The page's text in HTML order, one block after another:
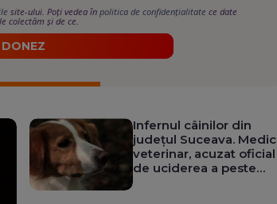
site-ului. Poți vedea înpolitica de confidențialitate ce date
colectăm și de ce.
DONEZ
Infernul câinilor din
județul Suceava. Medic
veterinar, acuzat oficial
de uciderea a peste